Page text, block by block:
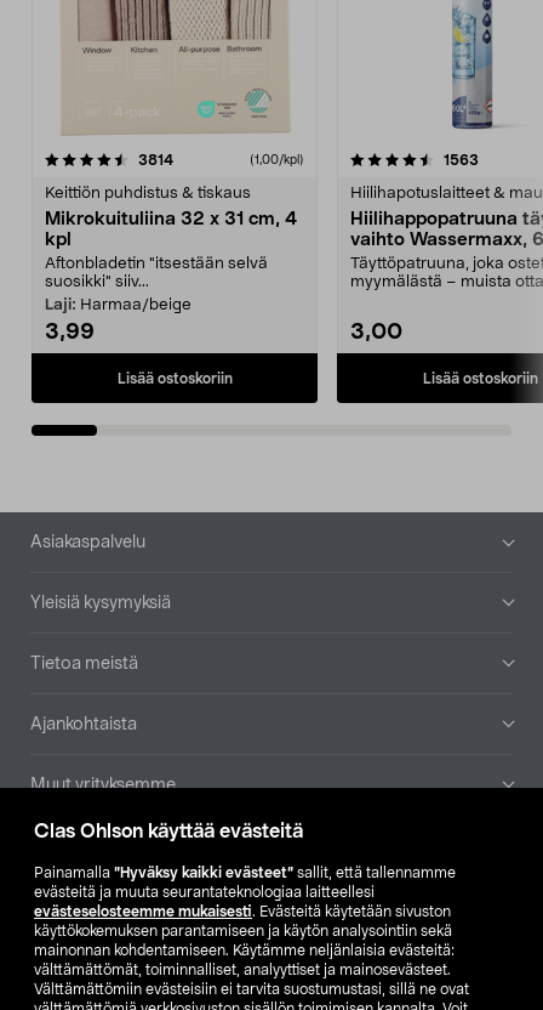
Clas Ohlson käyttää evästeitä
Painamalla ”Hyväksy kaikki evästeet” sallit, että tallennamme
evästeitä ja muuta seurantateknologiaa laitteellesi
evästeselosteemme mukaisesti. Evästeitä käytetään sivuston
käyttökokemuksen parantamiseen ja käytön analysointiin sekä
mainonnan kohdentamiseen. Käytämme neljänlaisia evästeitä:
välttämättömät, toiminnalliset, analyyttiset ja mainosevästeet.
Välttämättömiin evästeisiin ei tarvita suostumustasi, sillä ne ovat
3814arvostelut (1,00/kpl)
Keittiön puhdistus & tiskaus
Mikrokuituliina 32 x 31 cm, 4
kpl
Aftonbladetin "itsestään selvä
suosikki" siiv...
Laji: Harmaa/beige
3,99
Lisää ostoskoriin
4.5viidestä
1563
Hiilihapotuslaitteet &
Hiilihappopatruuna
vaihto Wassermaxx,
Täyttöpatruuna, joka
myymälästä – muista
3,00
Lisää ostoskoriin
4.5viidestä
Alatunniste
Asiakaspalvelu
Yleisiä kysymyksiä
Tietoa meistä
Ajankohtaista
Muut yrityksemme
Etsi myymälä
SE NO FI
FI SV